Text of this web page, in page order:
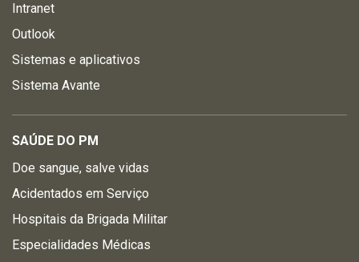
Intranet
Outlook
Sistemas e aplicativos
Sistema Avante
SAÚDE DO PM
Doe sangue, salve vidas
Acidentados em Serviço
Hospitais da Brigada Militar
Especialidades Médicas